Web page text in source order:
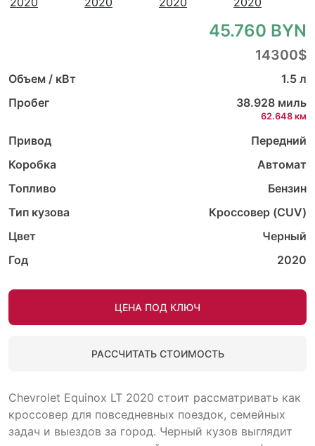
45.760 BYN
14300$
Объем / кВт
1.5 л
Пробег
38.928 миль
62.648 км
Привод
Передний
Коробка
Автомат
Топливо
Бензин
Тип кузова
Кроссовер (CUV)
Цвет
Черный
Год
2020
ЦЕНА ПОД КЛЮЧ
РАССЧИТАТЬ СТОИМОСТЬ
Chevrolet Equinox LT 2020 стоит рассматривать как
кроссовер для повседневных поездок, семейных
задач и выездов за город. Черный кузов выглядит